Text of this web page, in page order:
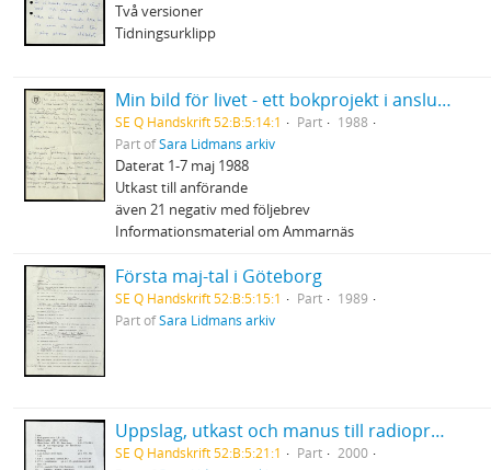
Två versioner
Tidningsurklipp
Min bild för livet - ett bokprojekt i anslutning till Cancerfondens Rädda Livet - vecka
SE Q Handskrift 52:B:5:14:1 Part
1988
Part ofSara Lidmans arkiv
Daterat 1-7 maj 1988
Utkast till anförande
även 21 negativ med följebrev
Informationsmaterial om Ammarnäs
Första maj-tal i Göteborg
SE Q Handskrift 52:B:5:15:1 Part
1989
Part ofSara Lidmans arkiv
Uppslag, utkast och manus till radioprogrammet Sommar
SE Q Handskrift 52:B:5:21:1 Part
2000